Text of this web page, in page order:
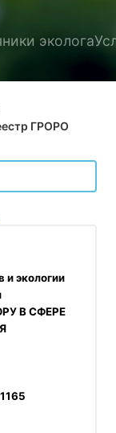
эколога
ГРОРО
В СФЕРЕ